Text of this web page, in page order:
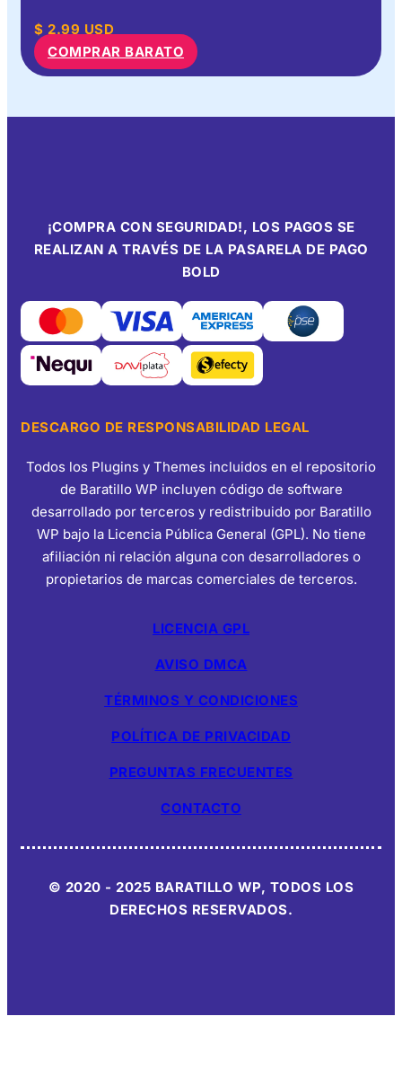
$ 2.99 USD
COMPRAR BARATO
¡COMPRA CON SEGURIDAD!, LOS PAGOS SE
REALIZAN A TRAVÉS DE LA PASARELA DE PAGO
BOLD
DESCARGO DE RESPONSABILIDAD LEGAL
Todos los Plugins y Themes incluidos en el repositorio
de Baratillo WP incluyen código de software
desarrollado por terceros y redistribuido por Baratillo
WP bajo la Licencia Pública General (GPL). No tiene
afiliación ni relación alguna con desarrolladores o
propietarios de marcas comerciales de terceros.
LICENCIA GPL
AVISO DMCA
TÉRMINOS Y CONDICIONES
POLÍTICA DE PRIVACIDAD
PREGUNTAS FRECUENTES
CONTACTO
© 2020 - 2025 BARATILLO WP, TODOS LOS
DERECHOS RESERVADOS.